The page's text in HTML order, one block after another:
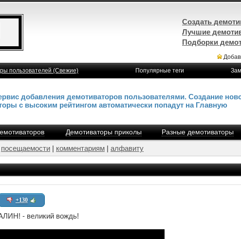
пользователей (Свежие) Популярные теги
добавления демотиваторов пользователями. Создание
с высоким рейтингом автоматически попадут на Главную
Демотиваторы приколы Разные демотиваторы
посещаемости | комментариям | алфавиту
+130
- великий вождь!
Создать
Лучшие
Подборки